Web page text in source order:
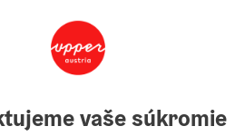
vaše súkromie